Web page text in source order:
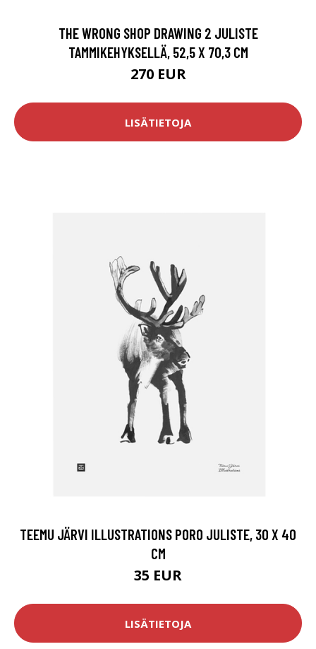
THE WRONG SHOP DRAWING 2 JULISTE
TAMMIKEHYKSELLÄ, 52,5 X 70,3 CM
270 EUR
LISÄTIETOJA
TEEMU JÄRVI ILLUSTRATIONS PORO JULISTE, 30 X 40
CM
35 EUR
LISÄTIETOJA